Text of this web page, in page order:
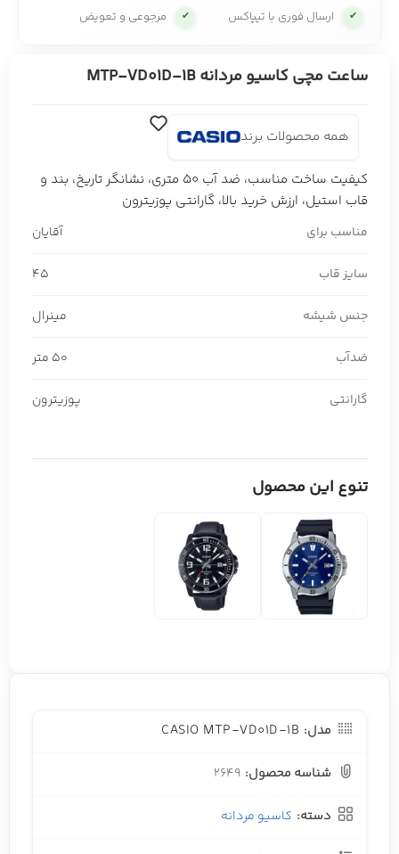
✔ ارسال فوری با تیپاکس ✔ مرجوعی و تعویض
ساعت مچی کاسیو مردانه MTP-VD01D-1B
همه محصولات برند
کیفیت ساخت مناسب، ضد آب 50 متری، نشانگر تاریخ، بند و
قاب استیل، ارزش خرید بالا، گارانتی پوزیترون
مناسب برای آقایان
سایز قاب 45
جنس شیشه مینرال
ضدآب 50 متر
گارانتی پوزیترون
تنوع این محصول
مدل: CASIO MTP-VD01D-1B
شناسه محصول: 2649
دسته: کاسیو مردانه